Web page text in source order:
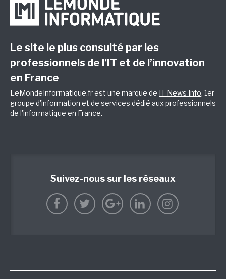
Le site le plus consulté par les
professionnels de l’IT et de l’innovation
en France
LeMondeInformatique.fr est une marque de IT News Info, 1er
groupe d'information et de services dédié aux professionnels
de l'informatique en France.
Suivez-nous sur les réseaux